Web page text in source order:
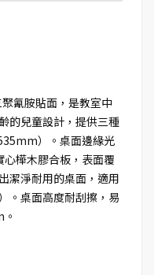
氰胺貼面，是教室中
的兒童設計，提供三種
）。桌面邊緣光
樺木膠合板，表面覆
潔淨耐用的桌面，適用
。桌面高度耐刮擦，易